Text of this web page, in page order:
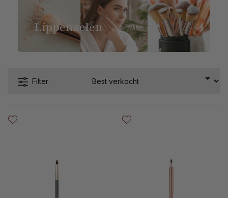
Lippenselen
Filter